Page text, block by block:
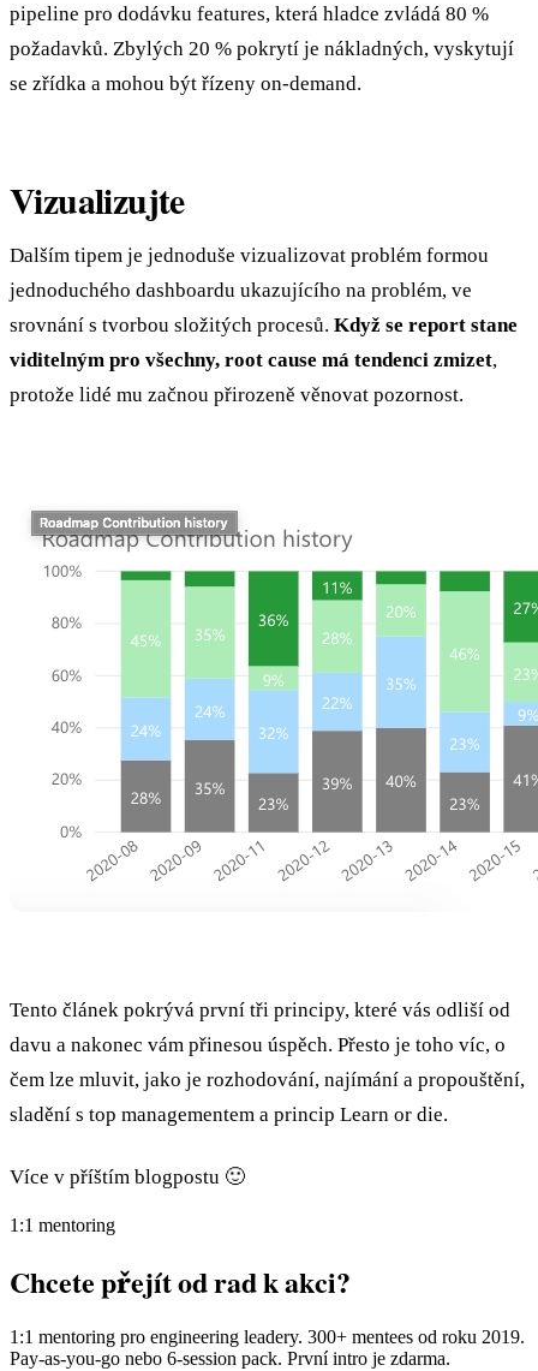
pipeline pro dodávku features, která hladce zvládá 80 %
požadavků. Zbylých 20 % pokrytí je nákladných, vyskytují
se zřídka a mohou být řízeny on-demand.
Vizualizujte
Dalším tipem je jednoduše vizualizovat problém formou
jednoduchého dashboardu ukazujícího na problém, ve
srovnání s tvorbou složitých procesů. Když se report stane
viditelným pro všechny, root cause má tendenci zmizet,
protože lidé mu začnou přirozeně věnovat pozornost.
Tento článek pokrývá první tři principy, které vás odliší od
davu a nakonec vám přinesou úspěch. Přesto je toho víc, o
čem lze mluvit, jako je rozhodování, najímání a propouštění,
sladění s top managementem a princip Learn or die.
Více v příštím blogpostu 🙂
1:1 mentoring
Chcete přejít od rad k akci?
1:1 mentoring pro engineering leadery. 300+ mentees od roku 2019.
Pay-as-you-go nebo 6-session pack. První intro je zdarma.